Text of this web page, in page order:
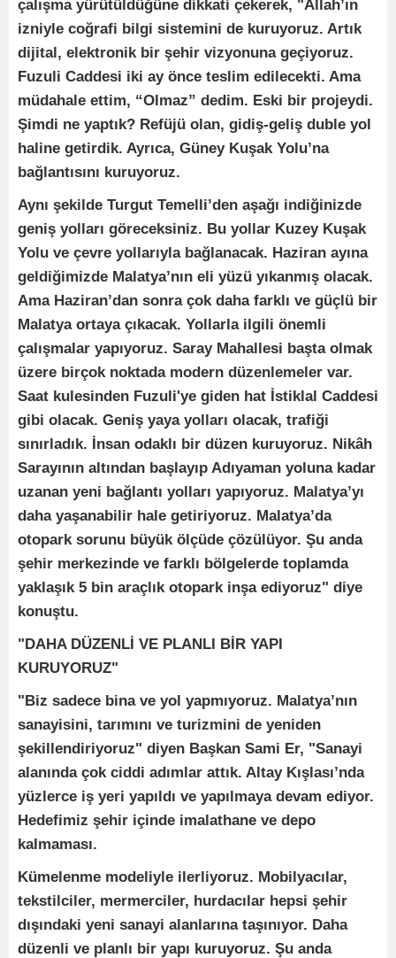
çalışma yürütüldüğüne dikkati çekerek, "Allah’ın
izniyle coğrafi bilgi sistemini de kuruyoruz. Artık
dijital, elektronik bir şehir vizyonuna geçiyoruz.
Fuzuli Caddesi iki ay önce teslim edilecekti. Ama
müdahale ettim, “Olmaz” dedim. Eski bir projeydi.
Şimdi ne yaptık? Refüjü olan, gidiş-geliş duble yol
haline getirdik. Ayrıca, Güney Kuşak Yolu’na
bağlantısını kuruyoruz.
Aynı şekilde Turgut Temelli’den aşağı indiğinizde
geniş yolları göreceksiniz. Bu yollar Kuzey Kuşak
Yolu ve çevre yollarıyla bağlanacak. Haziran ayına
geldiğimizde Malatya’nın eli yüzü yıkanmış olacak.
Ama Haziran’dan sonra çok daha farklı ve güçlü bir
Malatya ortaya çıkacak. Yollarla ilgili önemli
çalışmalar yapıyoruz. Saray Mahallesi başta olmak
üzere birçok noktada modern düzenlemeler var.
Saat kulesinden Fuzuli'ye giden hat İstiklal Caddesi
gibi olacak. Geniş yaya yolları olacak, trafiği
sınırladık. İnsan odaklı bir düzen kuruyoruz. Nikâh
Sarayının altından başlayıp Adıyaman yoluna kadar
uzanan yeni bağlantı yolları yapıyoruz. Malatya’yı
daha yaşanabilir hale getiriyoruz. Malatya’da
otopark sorunu büyük ölçüde çözülüyor. Şu anda
şehir merkezinde ve farklı bölgelerde toplamda
yaklaşık 5 bin araçlık otopark inşa ediyoruz" diye
konuştu.
"DAHA DÜZENLİ VE PLANLI BİR YAPI
KURUYORUZ"
"Biz sadece bina ve yol yapmıyoruz. Malatya’nın
sanayisini, tarımını ve turizmini de yeniden
şekillendiriyoruz" diyen Başkan Sami Er, "Sanayi
alanında çok ciddi adımlar attık. Altay Kışlası’nda
yüzlerce iş yeri yapıldı ve yapılmaya devam ediyor.
Hedefimiz şehir içinde imalathane ve depo
kalmaması.
Kümelenme modeliyle ilerliyoruz. Mobilyacılar,
tekstilciler, mermerciler, hurdacılar hepsi şehir
dışındaki yeni sanayi alanlarına taşınıyor. Daha
düzenli ve planlı bir yapı kuruyoruz. Şu anda